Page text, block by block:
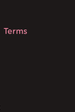
Terms